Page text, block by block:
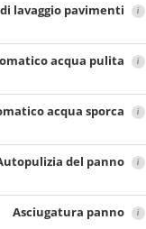
lavaggio pavimenti i
acqua pulita i
acqua sporca i
del panno i
Asciugatura panno i